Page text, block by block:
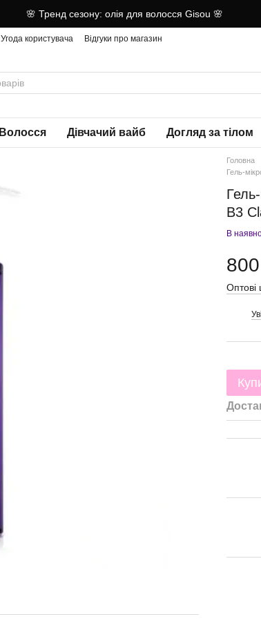
🌸 Тренд сезону: олія для волосся Gisou 🌸
Угода користувача Відгуки про магазин
Волосся Дівчачий вайб Догляд за тілом
Головна
Гель-
B3
В
Оптові